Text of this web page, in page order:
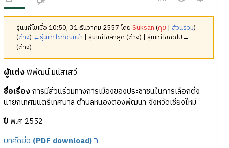
รุ่นแก้ไขเมื่อ 10:50, 31 ธันวาคม 2557 โดยSuksan (คุย | ส่วนร่วม)
(ต่าง) ←รุ่นแก้ไขก่อนหน้า | รุ่นแก้ไขล่าสุด (ต่าง) | รุ่นแก้ไขถัดไป→
(ต่าง)
ผู้แต่งพิพัฒน์ มนัสเสวี
ชื่อเรื่องการมีส่วนร่วมทางการเมืองของประชาชนในการเลือกตั้ง
นายกเทศมนตรีเทศบาล ตำบลหนองตองพัฒนา จังหวัดเชียงใหม่
ปีพ.ศ 2552
บทคัดย่อ (PDF download)